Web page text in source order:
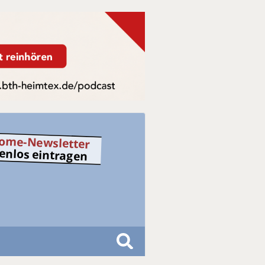
Newsletter
eintragen
S